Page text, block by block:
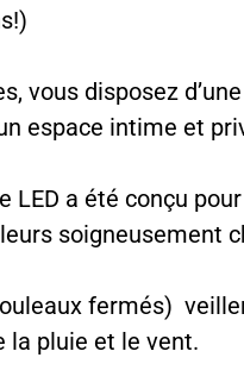
vous disposez
espace intime et
LED a été conçu
soigneusement
fermés)
la pluie et le vent.